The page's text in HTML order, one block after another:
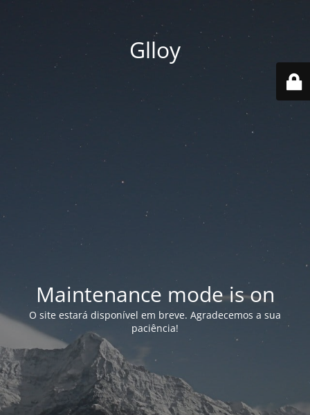
Glloy
Maintenance mode is on
O site estará disponível em breve. Agradecemos a sua
paciência!